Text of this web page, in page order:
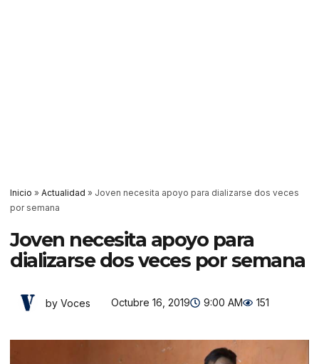
Inicio » Actualidad » Joven necesita apoyo para dializarse dos veces
por semana
Joven necesita apoyo para
dializarse dos veces por semana
by Voces Octubre 16, 2019 9:00 AM 151